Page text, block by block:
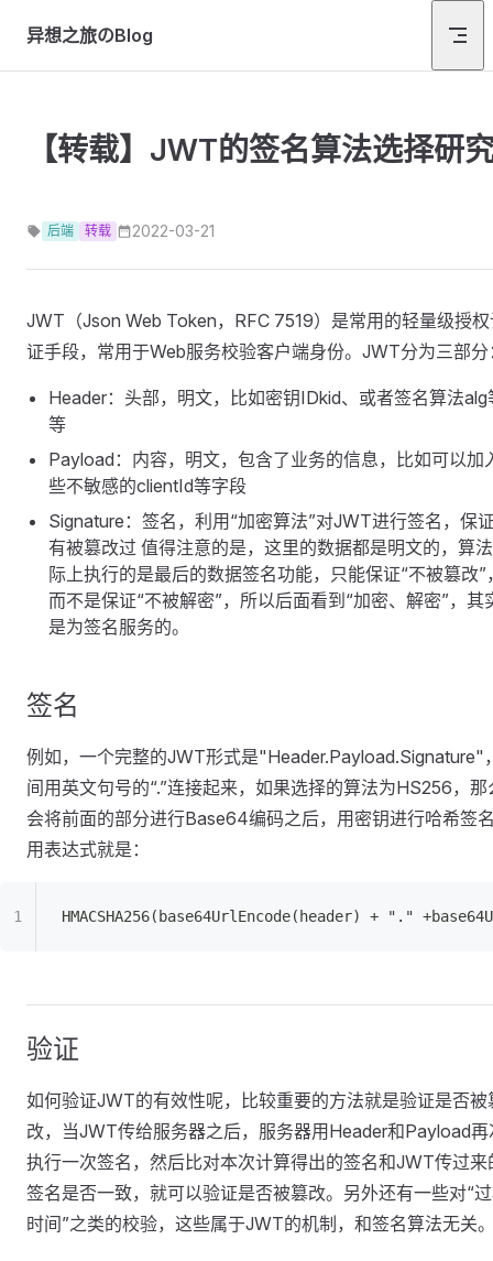
Skip to content
异想之旅のBlog
【转载】JWT的签名算法选择研
后端 转载 2022-03-21
JWT（Json Web Token，RFC 7519）是常用的轻量级授
证手段，常用于Web服务校验客户端身份。JWT分为三部分
Header：头部，明文，比如密钥IDkid、或者签名算法alg
等
Payload：内容，明文，包含了业务的信息，比如可以加
些不敏感的clientId等字段
Signature：签名，利用“加密算法”对JWT进行签名，保
有被篡改过 值得注意的是，这里的数据都是明文的，算
际上执行的是最后的数据签名功能，只能保证“不被篡改”
而不是保证“不被解密”，所以后面看到“加密、解密”，其
是为签名服务的。
签名
例如，一个完整的JWT形式是"Header.Payload.Signature"
间用英文句号的“.”连接起来，如果选择的算法为HS256，那
会将前面的部分进行Base64编码之后，用密钥进行哈希签
用表达式就是：
HMACSHA256(base64UrlEncode(header) + "."
验证
如何验证JWT的有效性呢，比较重要的方法就是验证是否被
改，当JWT传给服务器之后，服务器用Header和Payload再
执行一次签名，然后比对本次计算得出的签名和JWT传过来
签名是否一致，就可以验证是否被篡改。另外还有一些对“
时间”之类的校验，这些属于JWT的机制，和签名算法无关